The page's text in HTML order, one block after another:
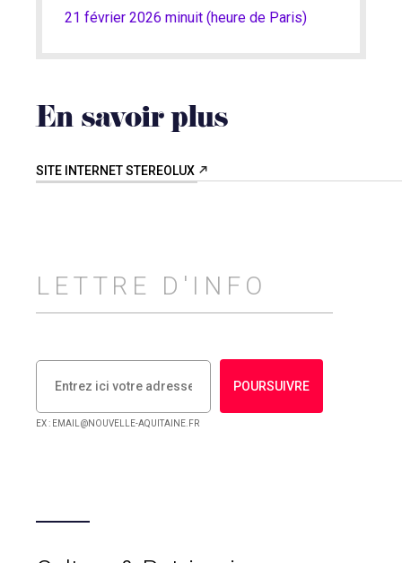
21 février 2026 minuit (heure de Paris)
En savoir plus
SITE INTERNET STEREOLUX
LETTRE D'INFO
POURSUIVRE
EX : EMAIL@NOUVELLE-AQUITAINE.FR